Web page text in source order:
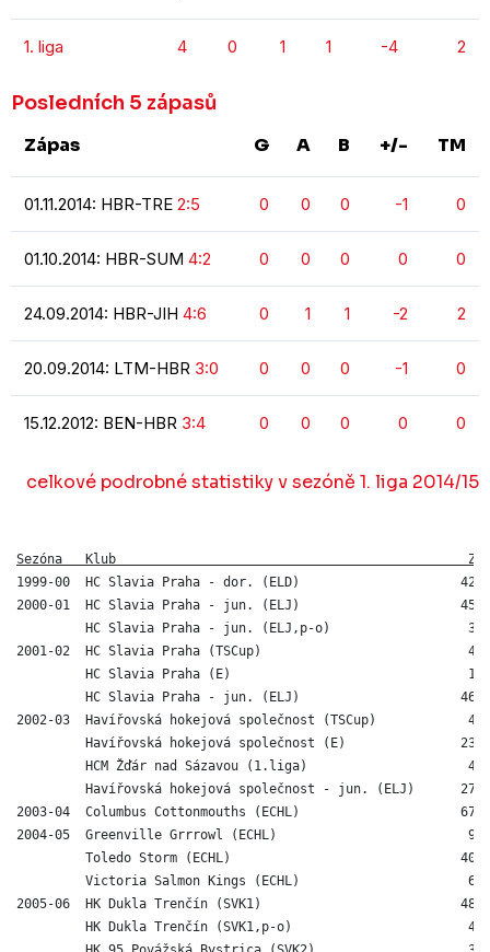
1. liga 4 0 1 1 -4 2
Posledních 5 zápasů
Zápas G A B +/- TM
01.11.2014: HBR-TRE 2:5 0 0 0 -1 0
01.10.2014: HBR-SUM 4:2 0 0 0 0 0
24.09.2014: HBR-JIH 4:6 0 1 1 -2 2
20.09.2014: LTM-HBR 3:0 0 0 0 -1 0
15.12.2012: BEN-HBR 3:4 0 0 0 0 0
celkové podrobné statistiky v sezóně 1. liga 2014/15
Sezóna   Klub                                              Z  G
1999-00  HC Slavia Praha - dor. (ELD)                     42
2000-01  HC Slavia Praha - jun. (ELJ)                     45
HC Slavia Praha - jun. (ELJ,p-o)                  3
2001-02  HC Slavia Praha (TSCup)                           4
HC Slavia Praha (E)                               1
HC Slavia Praha - jun. (ELJ)                     46
2002-03  Havířovská hokejová společnost (TSCup)
Havířovská hokejová společnost (E)               23
HCM Žďár nad Sázavou (1.liga)                     4
Havířovská hokejová společnost - jun. (ELJ)      27
2003-04  Columbus Cottonmouths (ECHL)                     67
2004-05  Greenville Grrrowl (ECHL)                         9
Toledo Storm (ECHL)                              40
Victoria Salmon Kings (ECHL)                      6
2005-06  HK Dukla Trenčín (SVK1)                          48
HK Dukla Trenčín (SVK1,p-o)                       4